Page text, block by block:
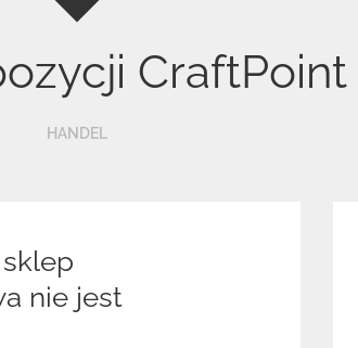
HANDEL
nie jest